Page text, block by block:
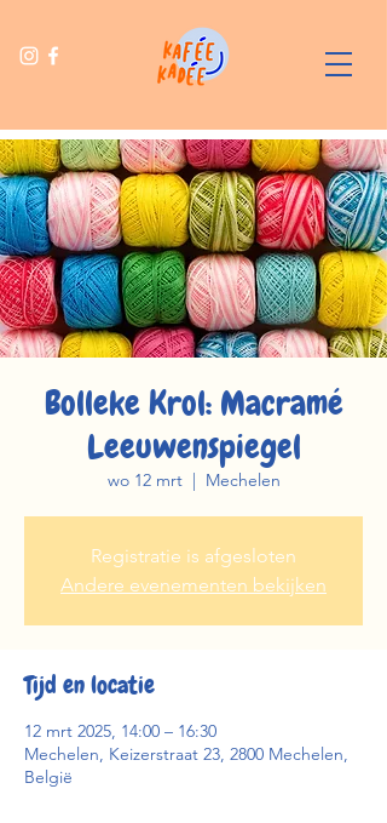
Bolleke Krol: Macramé
Leeuwenspiegel
wo 12 mrt
  |
Mechelen
Registratie is afgesloten
Andere evenementen bekijken
Tijd en locatie
12 mrt 2025, 14:00 – 16:30
Mechelen, Keizerstraat 23, 2800 Mechelen,
België